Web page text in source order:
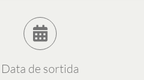
Data de sortida